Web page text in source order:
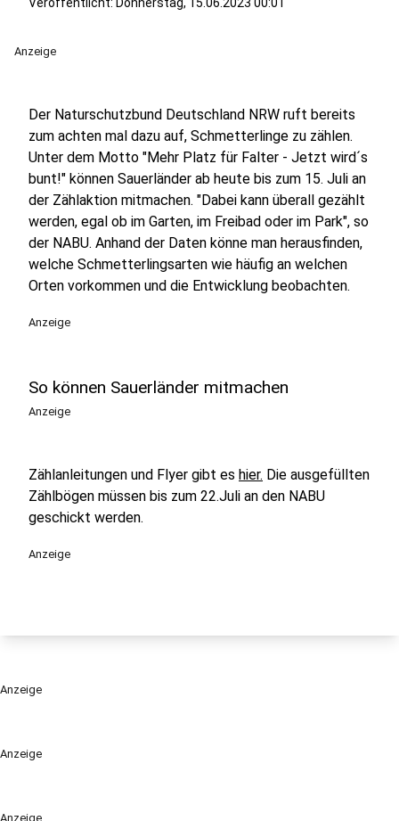
Anzeige
Anzeige
Anzeige
Der Naturschutzbund Deutschland NRW ruft bereits
zum achten mal dazu auf, Schmetterlinge zu zählen.
Unter dem Motto "Mehr Platz für Falter - Jetzt wird´s
bunt!" können Sauerländer ab heute bis zum 15. Juli an
der Zählaktion mitmachen. "Dabei kann überall gezählt
werden, egal ob im Garten, im Freibad oder im Park", so
der NABU. Anhand der Daten könne man herausfinden,
welche Schmetterlingsarten wie häufig an welchen
Orten vorkommen und die Entwicklung beobachten.
Anzeige
So können Sauerländer mitmachen
Anzeige
Zählanleitungen und Flyer gibt es hier. Die ausgefüllten
Zählbögen müssen bis zum 22.Juli an den NABU
geschickt werden.
Anzeige
Anzeige